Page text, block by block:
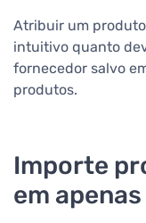
Atribuir um
intuitivo quanto
fornecedor salvo
produtos.
Importe
em